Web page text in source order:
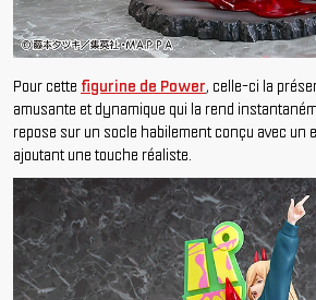
Pour cette figurine de Power, celle-ci la
amusante et dynamique qui la rend
repose sur un socle habilement conçu avec un
ajoutant une touche réaliste.